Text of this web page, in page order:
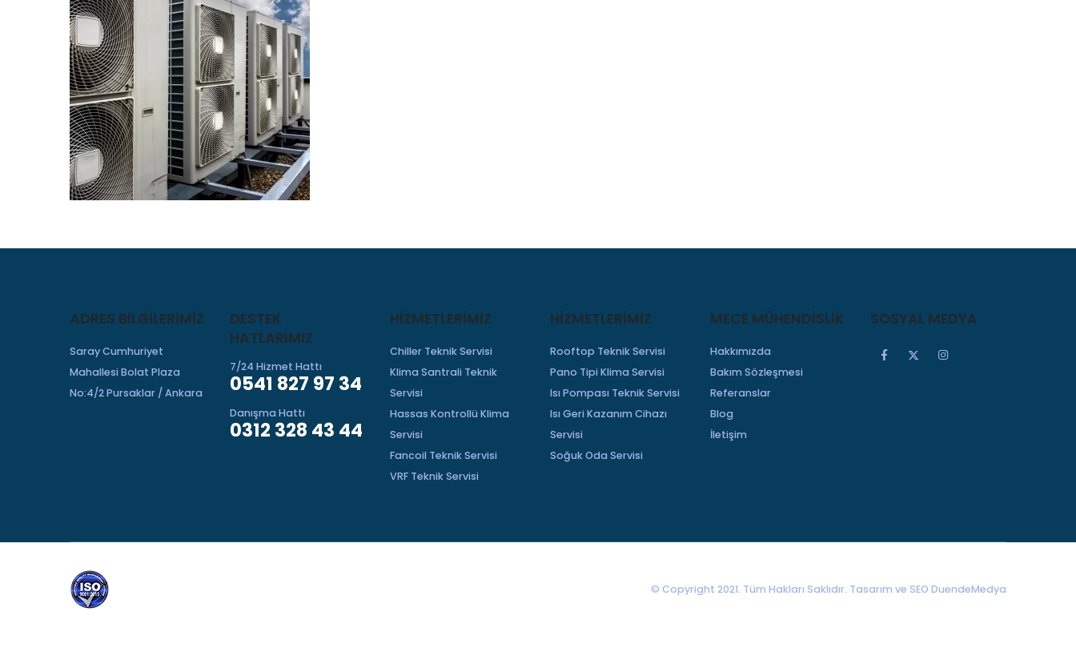
ADRES BILGILERIMIZ
Saray Cumhuriyet
Mahallesi Bolat Plaza
No:4/2 Pursaklar / Ankara
DESTEK
HATLARIMIZ
7/24 Hizmet Hattı
0541 827 97 34
Danışma Hattı
0312 328 43 44
HIZMETLERIMIZ
Chiller Teknik Servisi
Klima Santrali Teknik
Servisi
Hassas Kontrollü Klima
Servisi
Fancoil Teknik Servisi
VRF Teknik Servisi
HİZMETLERİMİZ
Rooftop Teknik Servisi
Pano Tipi Klima Servisi
Isı Pompası Teknik Servisi
Isı Geri Kazanım Cihazı
Servisi
Soğuk Oda Servisi
MECE MÜHENDİSLİK
Hakkımızda
Bakım Sözleşmesi
Referanslar
Blog
İletişim
SOSYAL MEDYA
© Copyright 2021. Tüm Hakları Saklıdır. Tasarım ve SEO DuendeMedya